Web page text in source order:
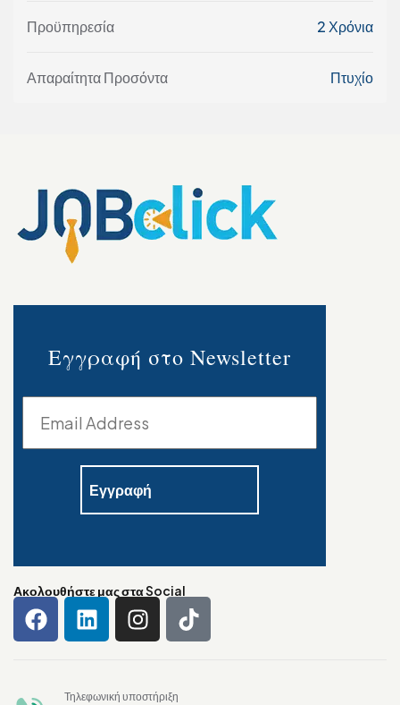
Προϋπηρεσία 2 Χρόνια
Απαραίτητα Προσόντα Πτυχίο
Εγγραφή στο Newsletter
Ακολουθήστε μας στα Social
Τηλεφωνική υποστήριξη